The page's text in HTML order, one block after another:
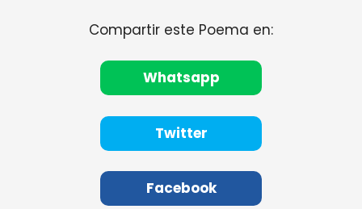
Compartir este Poema en:
Whatsapp
Twitter
Facebook